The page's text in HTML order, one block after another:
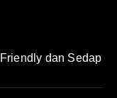
dan Sedap